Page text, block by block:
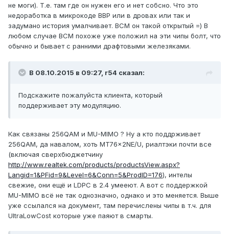
не моги). Т.е. там где он нужен его и нет собсно. Что это
недоработка в микрокоде BBP или в дровах или так и
задумано история умалчивает. BCM он такой открытый =) В
любом случае BCM похоже уже положил на эти чипы болт, что
обычно и бывает с ранними драфтовыми железяками.
В 08.10.2015 в 09:27, r54 сказал:
Подскажите пожалуйста клиента, который
поддерживает эту модуляцию.
Как связаны 256QAM и MU-MIMO ? Ну а кто поддрживает
256QAM, да навалом, хоть MT76x2NE/U, риалтэки почти все
(включая сверхбюджетчину
http://www.realtek.com/products/productsView.aspx?
Langid=1&PFid=9&Level=6&Conn=5&ProdID=176), интелы
свежие, они ещё и LDPC в 2.4 умееют. А вот с поддержкой
MU-MIMO всё не так однозначно, однако и это меняется. Выше
уже ссылался на документ, там перечислены чипы в т.ч. для
UltraLowCost которые уже паяют в смарты.